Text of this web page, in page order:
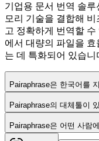
기업용 문서 번역 솔루
모리 기술을 결합해
고 정확하게 번역할
에서 대량의 파일을
는 데 특화되어 있습니
Pairaphrase은 한국어를
Pairaphrase의 대체툴이
Pairaphrase은 어떤 사람